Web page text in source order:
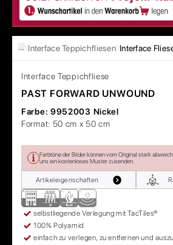
… Interface Teppichfliesen Interface
Interface Teppichfliese
PAST FORWARD UNWOUND
Farbe: 9952003 Nickel
Format: 50 cm x 50 cm
Farbtöne der Bilder können vom Original stark
uns ein kostenloses Muster zusenden.
Artikeleigenschaften
selbstliegende Verlegung mit TacTiles®
100% Polyamid
einfach zu verlegen, zu entfernen und